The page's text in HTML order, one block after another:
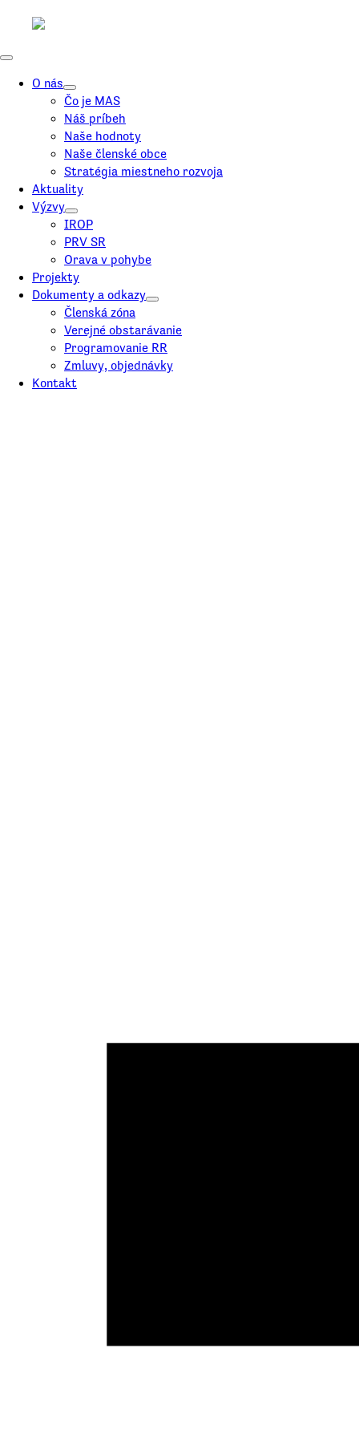
O nás
Čo je MAS
Náš príbeh
Naše hodnoty
Naše členské obce
Stratégia miestneho rozvoja
Aktuality
Výzvy
IROP
PRV SR
Orava v pohybe
Projekty
Dokumenty a odkazy
Členská zóna
Verejné obstarávanie
Programovanie RR
Zmluvy, objednávky
Kontakt